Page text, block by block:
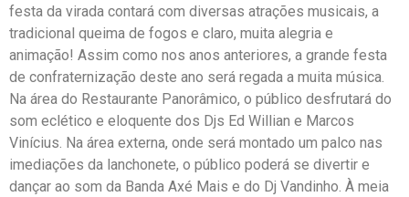
festa da virada contará com diversas atrações musicais, a
tradicional queima de fogos e claro, muita alegria e
animação! Assim como nos anos anteriores, a grande festa
de confraternização deste ano será regada a muita música.
Na área do Restaurante Panorâmico, o público desfrutará do
som eclético e eloquente dos Djs Ed Willian e Marcos
Vinícius. Na área externa, onde será montado um palco nas
imediações da lanchonete, o público poderá se divertir e
dançar ao som da Banda Axé Mais e do Dj Vandinho. À meia